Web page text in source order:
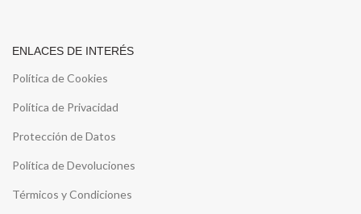
ENLACES DE INTERÉS
Política de Cookies
Política de Privacidad
Protección de Datos
Política de Devoluciones
Térmicos y Condiciones